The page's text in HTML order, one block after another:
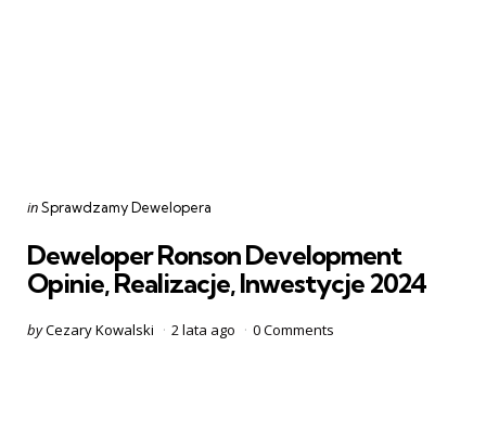
Categories
Posted
inSprawdzamy Dewelopera
Deweloper Ronson Development
Opinie, Realizacje, Inwestycje 2024
Posted
byCezary Kowalski 2 lata ago 0Comments